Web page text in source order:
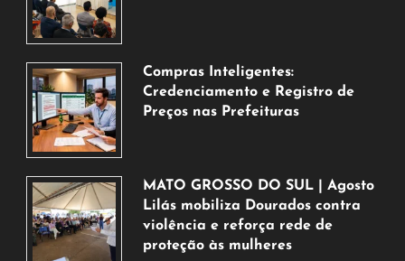
de
2026
Compras Inteligentes:
Credenciamento e Registro de
Preços nas Prefeituras
agosto
de
2026
MATO GROSSO DO SUL | Agosto
Lilás mobiliza Dourados contra
violência e reforça rede de
proteção às mulheres